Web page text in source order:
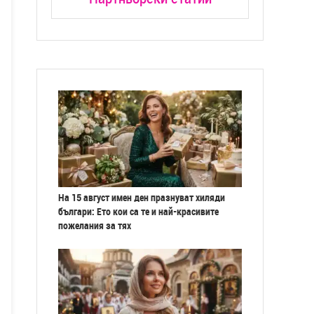
На 15 август имен ден празнуват хиляди
българи: Ето кои са те и най-красивите
пожелания за тях